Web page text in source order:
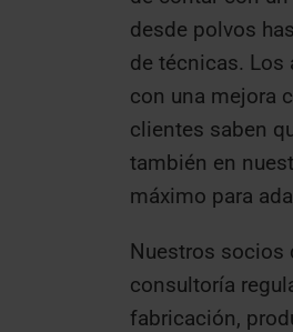
desde polvos
de técnicas. Los
con una mejora
clientes saben
también en
máximo para
Nuestros socios
consultoría
fabricación,